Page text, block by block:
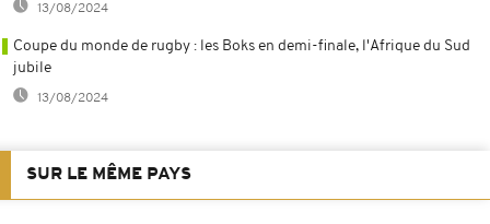
13/08/2024
Coupe du monde de rugby : les Boks en demi-finale, l'Afrique du Sud
jubile
13/08/2024
SUR LE MÊME PAYS